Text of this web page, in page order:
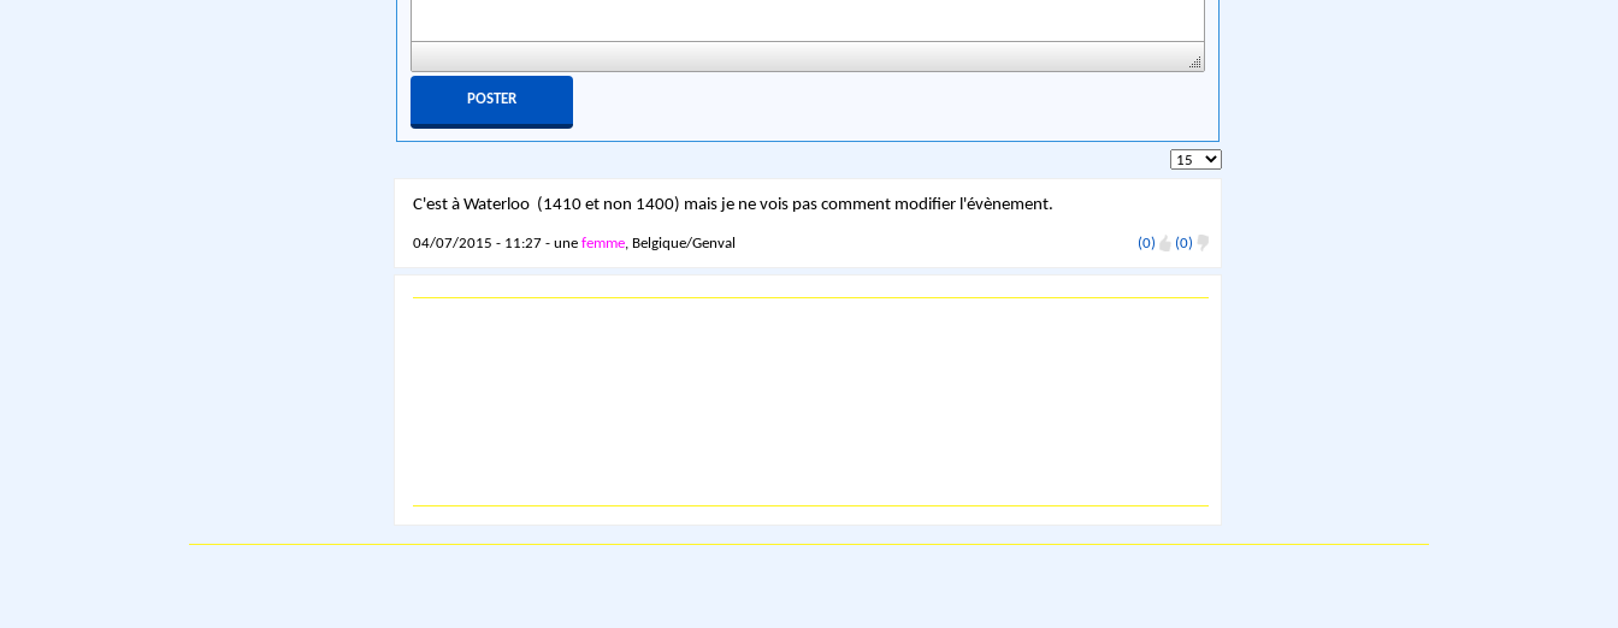
C'est à Waterloo (1410 et non 1400) mais je ne vois pas comment modifier l'évènement.
04/07/2015 - 11:27 - une femme, Belgique/Genval (0) (0)